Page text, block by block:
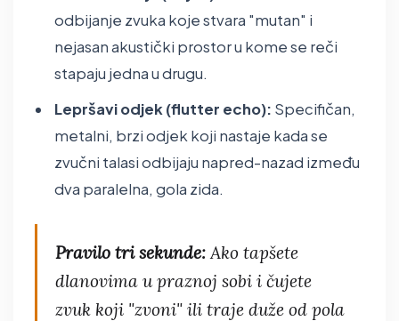
odbijanje zvuka koje stvara "mutan" i
nejasan akustički prostor u kome se reči
stapaju jedna u drugu.
Lepršavi odjek (flutter echo): Specifičan,
metalni, brzi odjek koji nastaje kada se
zvučni talasi odbijaju napred-nazad između
dva paralelna, gola zida.
Pravilo tri sekunde: Ako tapšete
dlanovima u praznoj sobi i čujete
zvuk koji "zvoni" ili traje duže od pola